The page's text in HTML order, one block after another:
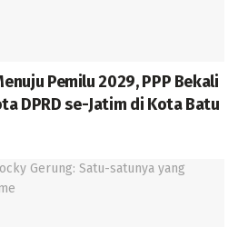
Pemilu 2029, PPP Bekali
DPRD se-Jatim di Kota Batu